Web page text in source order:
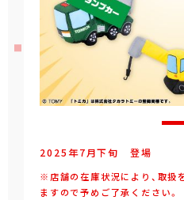
2025年7月下旬 登場
※店舗の在庫状況により、取扱
ますので予めご了承ください。